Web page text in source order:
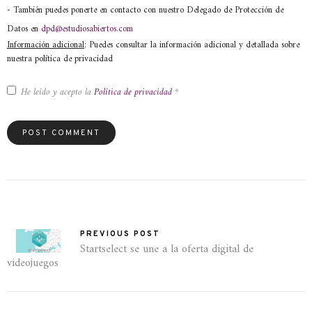
- También puedes ponerte en contacto con nuestro Delegado de Protección de
Datos en dpd@estudiosabiertos.com
Información adicional: Puedes consultar la información adicional y detallada sobre
nuestra política de privacidad
He leído y acepto la Política de privacidad *
PREVIOUS POST
Startselect se une a la oferta digital de
videojuegos